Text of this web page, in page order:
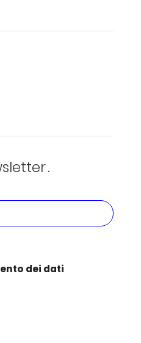
dei dati